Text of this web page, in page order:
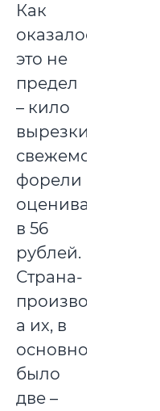
Как
оказалось,
это не
предел
– кило
вырезки
свежемороженой
форели
оценивалось
в 56
рублей.
Страна-
производитель,
а их, в
основном,
было
две –